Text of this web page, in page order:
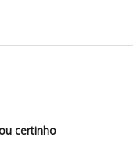
certinho